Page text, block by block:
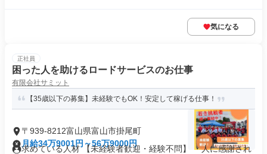
気になる
正社員
困った人を助けるロードサービスのお仕事
有限会社サミット
【35歳以下の募集】未経験でもOK！安定して稼げる仕事！
〒939-8212富山県富山市掛尾町
月給34万9001円～56万9000円
求めている人材 【未経験者歓迎・経験不問】 ・人に感謝され